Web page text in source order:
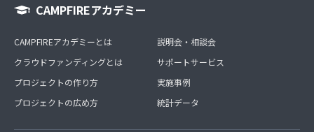
CAMPFIREアカデミー
CAMPFIREアカデミーとは
クラウドファンディングとは
プロジェクトの作り方
プロジェクトの広め方
説明会・相談会
サポートサービス
実施事例
統計データ